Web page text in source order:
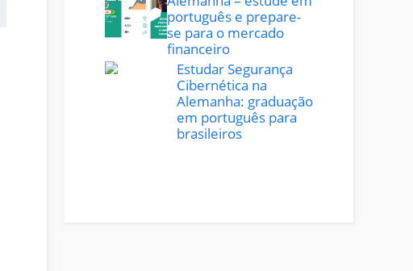
português e prepare-
se para o mercado
financeiro
Estudar Segurança
Cibernética na
Alemanha: graduação
em português para
brasileiros